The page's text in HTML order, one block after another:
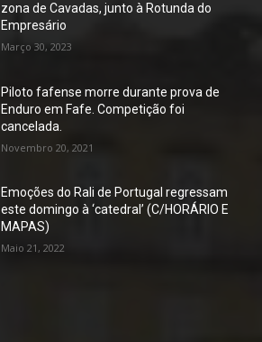
zona de Cavadas, junto à Rotunda do
Empresário
Março 30, 2023
Piloto fafense morre durante prova de
Enduro em Fafe. Competição foi
cancelada.
Novembro 20, 2021
Emoções do Rali de Portugal regressam
este domingo à ‘catedral’ (C/HORÁRIO E
MAPAS)
Maio 21, 2022